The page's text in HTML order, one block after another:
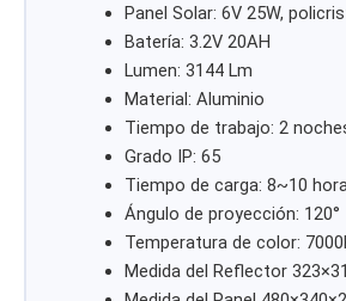
Panel Solar: 6V 25W,
Batería: 3.2V 20AH
Lumen: 3144 Lm
Material: Aluminio
Tiempo de trabajo: 2
Grado IP: 65
Tiempo de carga: 8~10
Ángulo de proyección: 120°
Temperatura de color:
Medida del Reflector